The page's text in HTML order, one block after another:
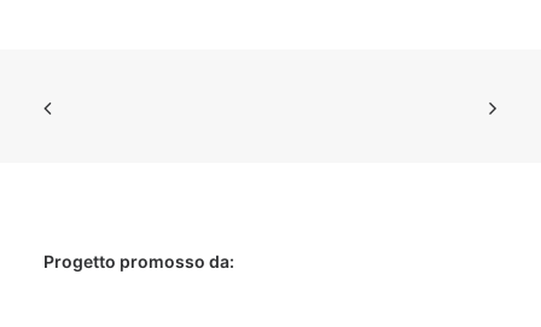
Progetto promosso da: